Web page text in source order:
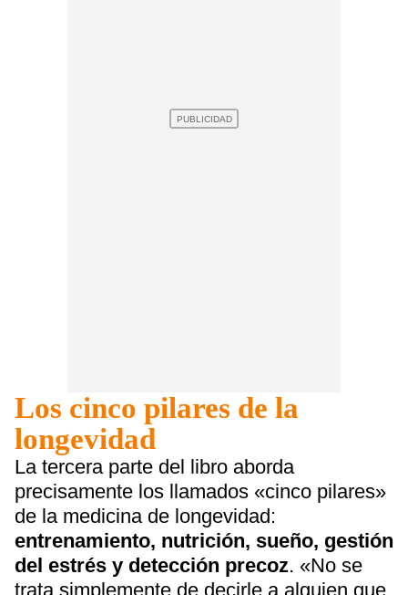
Los cinco pilares de la
longevidad
La tercera parte del libro aborda
precisamente los llamados «cinco pilares»
de la medicina de longevidad:
entrenamiento, nutrición, sueño, gestión
del estrés y detección precoz. «No se
trata simplemente de decirle a alguien que